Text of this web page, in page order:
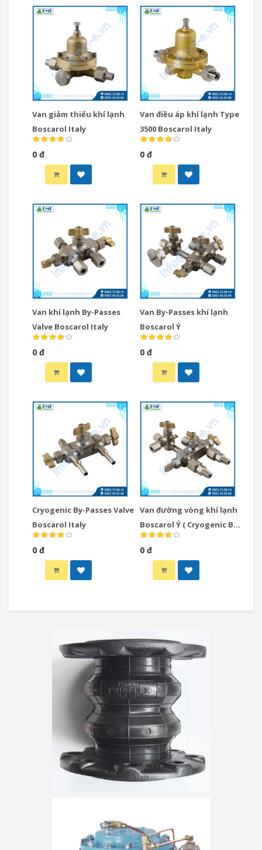
Van giảm thiểu khí lạnh
Boscarol Italy
0 đ
Van điều áp khí lạnh Type
3500 Boscarol Italy
0 đ
Van khí lạnh By-Passes
Valve Boscarol Italy
0 đ
Van By-Passes khí lạnh
Boscarol Ý
0 đ
Cryogenic By-Passes Valve
Boscarol Italy
0 đ
Van đường vòng khí lạnh
Boscarol Ý ( Cryogenic By-
Passes Valve)
0 đ